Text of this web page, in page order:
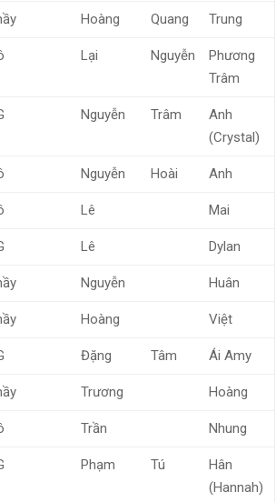
Hoàng Quang Trung
Lại Nguyễn
Phương
Trâm
Nguyễn Trâm
Anh
(Crystal)
Nguyễn Hoài Anh
Lê Mai
Lê Dylan
Nguyễn Huân
Hoàng Việt
Đặng Tâm Ái Amy
Trương Hoàng
Trần Nhung
Phạm Tú
Hân
(Hannah)